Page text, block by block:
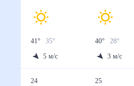
41° 35°
5 м/с
40° 28
3 м/с
24 25